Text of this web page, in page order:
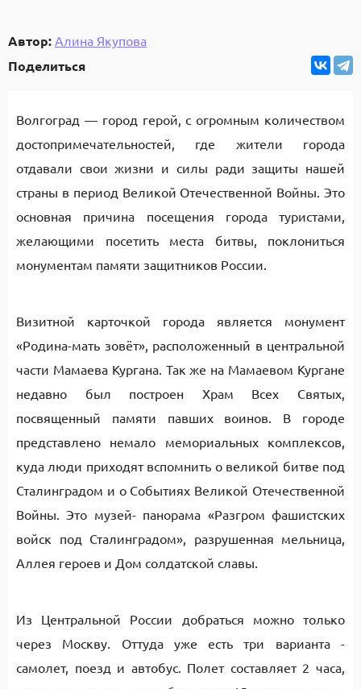
Автор: Алина Якупова
Поделиться
Волгоград — город герой, с огромным количеством
достопримечательностей, где жители города
отдавали свои жизни и силы ради защиты нашей
страны в период Великой Отечественной Войны. Это
основная причина посещения города туристами,
желающими посетить места битвы, поклониться
монументам памяти защитников России.
Визитной карточкой города является монумент
«Родина-мать зовёт», расположенный в центральной
части Мамаева Кургана. Так же на Мамаевом Кургане
недавно был построен Храм Всех Святых,
посвященный памяти павших воинов. В городе
представлено немало мемориальных комплексов,
куда люди приходят вспомнить о великой битве под
Сталинградом и о Событиях Великой Отечественной
Войны. Это музей- панорама «Разгром фашистских
войск под Сталинградом», разрушенная мельница,
Аллея героев и Дом солдатской славы.
Из Центральной России добраться можно только
через Москву. Оттуда уже есть три варианта -
самолет, поезд и автобус. Полет составляет 2 часа,